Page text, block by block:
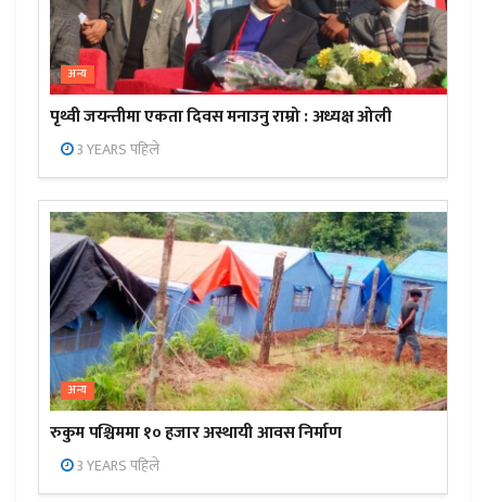
अन्य
पृथ्वी जयन्तीमा एकता दिवस मनाउनु राम्रो : अध्यक्ष ओली
3 YEARS पहिले
अन्य
रुकुम पश्चिममा १० हजार अस्थायी आवस निर्माण
3 YEARS पहिले